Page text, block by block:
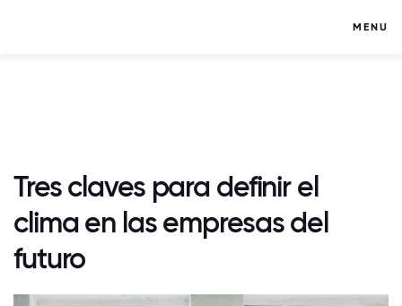
MENU
Tres claves para definir el
clima en las empresas del
futuro